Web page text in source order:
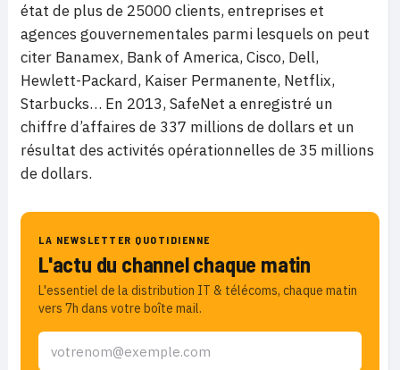
état de plus de 25000 clients, entreprises et
agences gouvernementales parmi lesquels on peut
citer Banamex, Bank of America, Cisco, Dell,
Hewlett-Packard, Kaiser Permanente, Netflix,
Starbucks… En 2013, SafeNet a enregistré un
chiffre d’affaires de 337 millions de dollars et un
résultat des activités opérationnelles de 35 millions
de dollars.
LA NEWSLETTER QUOTIDIENNE
L'actu du channel chaque matin
L'essentiel de la distribution IT & télécoms, chaque matin
vers 7h dans votre boîte mail.